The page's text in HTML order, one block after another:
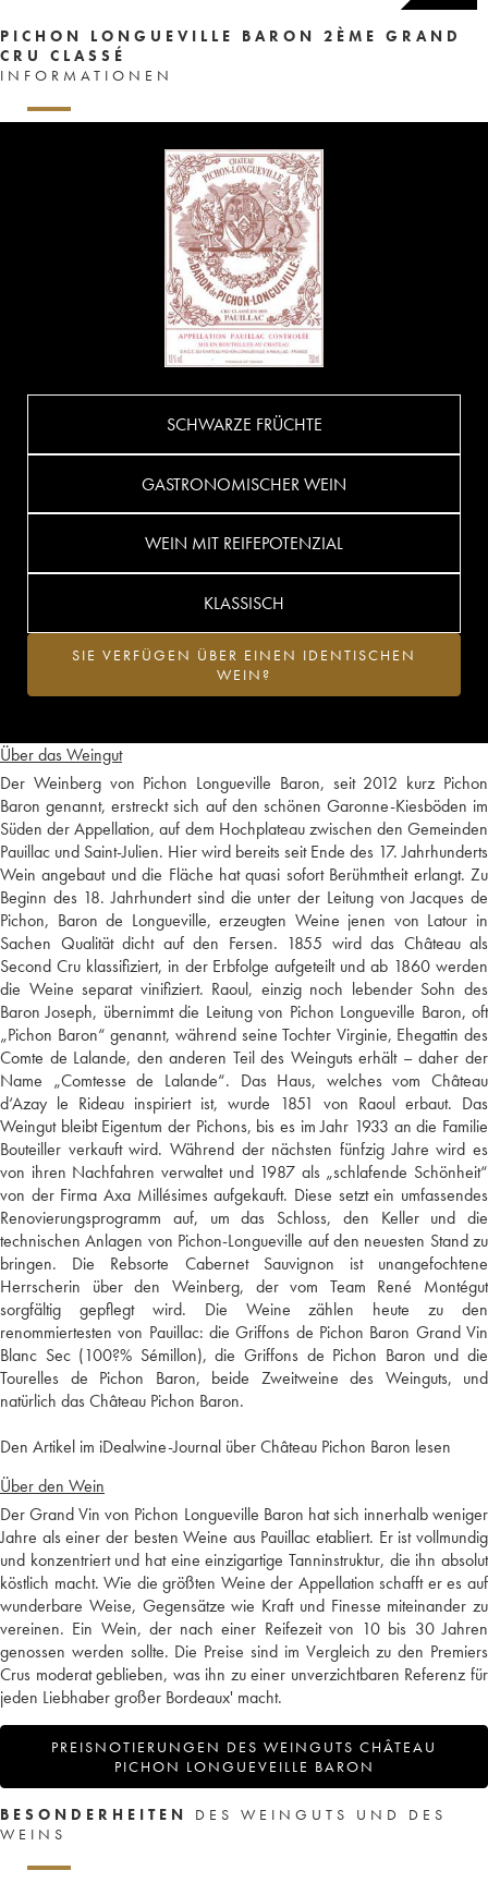
PICHON LONGUEVILLE BARON 2ÈME GRAND
CRU CLASSÉ
INFORMATIONEN
Über das Weingut
Der Weinberg von Pichon Longueville Baron, seit 2012 kurz Pichon
Baron genannt, erstreckt sich auf den schönen Garonne-Kiesböden im
Süden der Appellation, auf dem Hochplateau zwischen den Gemeinden
Pauillac und Saint-Julien. Hier wird bereits seit Ende des 17. Jahrhunderts
Wein angebaut und die Fläche hat quasi sofort Berühmtheit erlangt. Zu
Beginn des 18. Jahrhundert sind die unter der Leitung von Jacques de
Pichon, Baron de Longueville, erzeugten Weine jenen von Latour in
Sachen Qualität dicht auf den Fersen. 1855 wird das Château als
Second Cru klassifiziert, in der Erbfolge aufgeteilt und ab 1860 werden
die Weine separat vinifiziert. Raoul, einzig noch lebender Sohn des
Baron Joseph, übernimmt die Leitung von Pichon Longueville Baron, oft
„Pichon Baron“ genannt, während seine Tochter Virginie, Ehegattin des
Comte de Lalande, den anderen Teil des Weinguts erhält – daher der
Name „Comtesse de Lalande“. Das Haus, welches vom Château
d‘Azay le Rideau inspiriert ist, wurde 1851 von Raoul erbaut. Das
Weingut bleibt Eigentum der Pichons, bis es im Jahr 1933 an die Familie
Bouteiller verkauft wird. Während der nächsten fünfzig Jahre wird es
von ihren Nachfahren verwaltet und 1987 als „schlafende Schönheit“
von der Firma Axa Millésimes aufgekauft. Diese setzt ein umfassendes
Renovierungsprogramm auf, um das Schloss, den Keller und die
technischen Anlagen von Pichon-Longueville auf den neuesten Stand zu
bringen. Die Rebsorte Cabernet Sauvignon ist unangefochtene
Herrscherin über den Weinberg, der vom Team René Montégut
sorgfältig gepflegt wird. Die Weine zählen heute zu den
renommiertesten von Pauillac: die Griffons de Pichon Baron Grand Vin
Blanc Sec (100?% Sémillon), die Griffons de Pichon Baron und die
Tourelles de Pichon Baron, beide Zweitweine des Weinguts, und
natürlich das Château Pichon Baron.
Den Artikel im iDealwine-Journal über Château Pichon Baron lesen
Über den Wein
Der Grand Vin von Pichon Longueville Baron hat sich innerhalb weniger
Jahre als einer der besten Weine aus Pauillac etabliert. Er ist vollmundig
und konzentriert und hat eine einzigartige Tanninstruktur, die ihn absolut
köstlich macht. Wie die größten Weine der Appellation schafft er es auf
wunderbare Weise, Gegensätze wie Kraft und Finesse miteinander zu
vereinen. Ein Wein, der nach einer Reifezeit von 10 bis 30 Jahren
genossen werden sollte. Die Preise sind im Vergleich zu den Premiers
Crus moderat geblieben, was ihn zu einer unverzichtbaren Referenz für
jeden Liebhaber großer Bordeaux' macht.
PREISNOTIERUNGEN DES WEINGUTS CHÂTEAU
PICHON LONGUEVEILLE BARON
SCHWARZE FRÜCHTE
GASTRONOMISCHER WEIN
WEIN MIT REIFEPOTENZIAL
KLASSISCH
SIE VERFÜGEN ÜBER EINEN IDENTISCHEN
WEIN?
BESONDERHEITEN
DES WEINGUTS UND DES
WEINS